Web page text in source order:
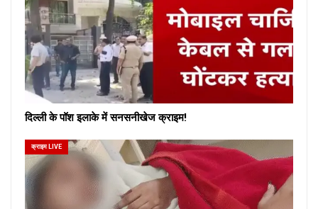
दिल्ली के पॉश इलाके में सनसनीखेज क्राइम!
क्राइम LIVE